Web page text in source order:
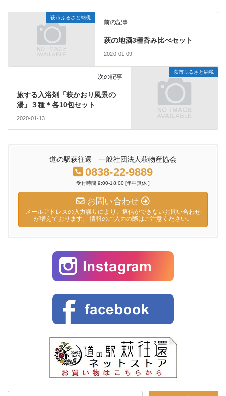
萩市ふるさと納税
前の記事
萩の地酒3種呑み比べセット
2020-01-09
萩市ふるさと納税
次の記事
旅する入浴剤「萩かおり風景の
湯」３種＊各10包セット
2020-01-13
道の駅萩往還 一般社団法人萩物産協会
0838-22-9889
受付時間 9:00-18:00 [年中無休 ]
お問い合わせ
メールアドレスの入力誤りにより、返信ができないお問い合わせ
が増えております。 情報のご入力の際はご注意ください。